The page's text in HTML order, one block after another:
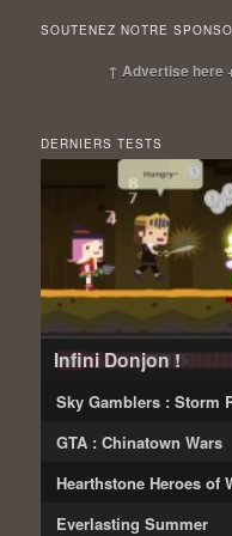
SOUTENEZ NOTRE
↑ Advertise here
DERNIERS TESTS
Infini Donjon !
Sky Gamblers : Storm
GTA : Chinatown Wars
Hearthstone Heroes of
Everlasting Summer